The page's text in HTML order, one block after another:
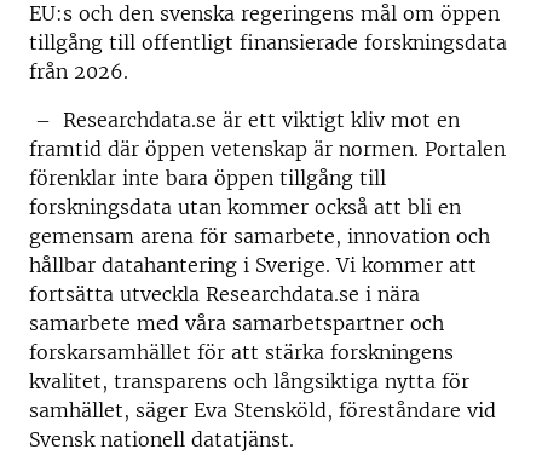
EU:s och den svenska regeringens mål om öppen
tillgång till offentligt finansierade forskningsdata
från 2026.
– Researchdata.se är ett viktigt kliv mot en
framtid där öppen vetenskap är normen. Portalen
förenklar inte bara öppen tillgång till
forskningsdata utan kommer också att bli en
gemensam arena för samarbete, innovation och
hållbar datahantering i Sverige. Vi kommer att
fortsätta utveckla Researchdata.se i nära
samarbete med våra samarbetspartner och
forskarsamhället för att stärka forskningens
kvalitet, transparens och långsiktiga nytta för
samhället, säger Eva Stensköld, föreståndare vid
Svensk nationell datatjänst.